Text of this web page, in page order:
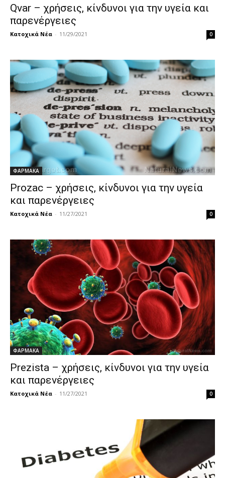
Qvar – χρήσεις, κίνδυνοι για την υγεία και
παρενέργειες
Κατοχικά Νέα - 11/29/2021 0
ΦΑΡΜΑΚΑ
Prozac – χρήσεις, κίνδυνοι για την υγεία
και παρενέργειες
Κατοχικά Νέα - 11/27/2021 0
ΦΑΡΜΑΚΑ
Prezista – χρήσεις, κίνδυνοι για την υγεία
και παρενέργειες
Κατοχικά Νέα - 11/27/2021 0